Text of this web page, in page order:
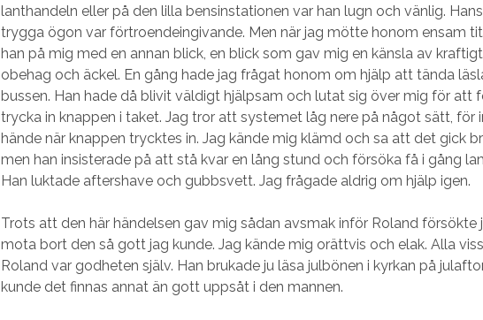
lanthandeln eller på den lilla bensinstationen var han lugn och vänlig.
trygga ögon var förtroendeingivande. Men när jag mötte honom ensam
han på mig med en annan blick, en blick som gav mig en känsla av kraftigt
obehag och äckel. En gång hade jag frågat honom om hjälp att tända
bussen. Han hade då blivit väldigt hjälpsam och lutat sig över mig för att
trycka in knappen i taket. Jag tror att systemet låg nere på något sätt, för
hände när knappen trycktes in. Jag kände mig klämd och sa att det gick
men han insisterade på att stå kvar en lång stund och försöka få i gång
Han luktade aftershave och gubbsvett. Jag frågade aldrig om hjälp igen.
Trots att den här händelsen gav mig sådan avsmak inför Roland försökte
mota bort den så gott jag kunde. Jag kände mig orättvis och elak. Alla
Roland var godheten själv. Han brukade ju läsa julbönen i kyrkan på
kunde det finnas annat än gott uppsåt i den mannen.